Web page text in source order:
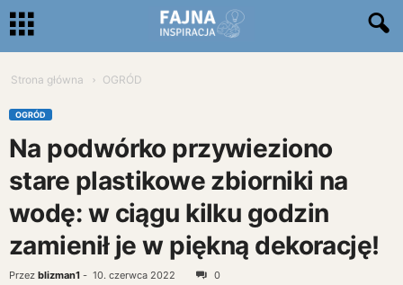
Strona główna OGRÓD
OGRÓD
Na podwórko przywieziono
stare plastikowe zbiorniki na
wodę: w ciągu kilku godzin
zamienił je w piękną dekorację!
Przez blizman1 - 10. czerwca 2022 0